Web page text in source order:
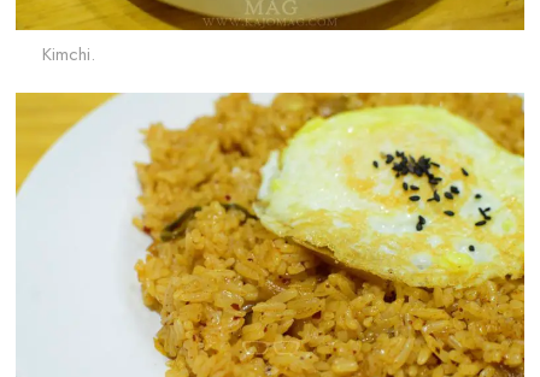
Kimchi.